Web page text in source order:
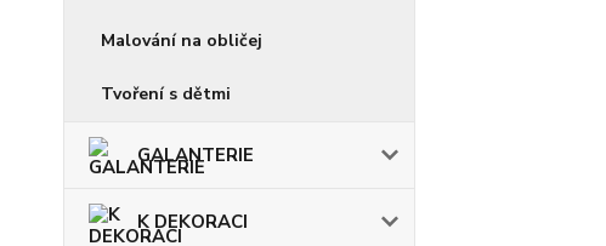
Malování na obličej
Tvoření s dětmi
GALANTERIE
K DEKORACI